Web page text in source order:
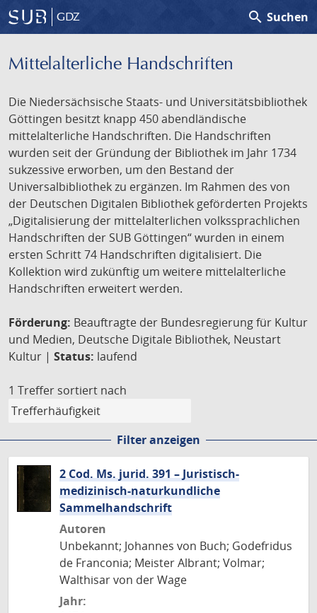
GDZ search Suchen
Mittelalterliche Handschriften
Die Niedersächsische Staats- und Universitätsbibliothek
Göttingen besitzt knapp 450 abendländische
mittelalterliche Handschriften. Die Handschriften
wurden seit der Gründung der Bibliothek im Jahr 1734
sukzessive erworben, um den Bestand der
Universalbibliothek zu ergänzen. Im Rahmen des von
der Deutschen Digitalen Bibliothek geförderten Projekts
„Digitalisierung der mittelalterlichen volkssprachlichen
Handschriften der SUB Göttingen“ wurden in einem
ersten Schritt 74 Handschriften digitalisiert. Die
Kollektion wird zukünftig um weitere mittelalterliche
Handschriften erweitert werden.
Förderung: Beauftragte der Bundesregierung für Kultur
und Medien, Deutsche Digitale Bibliothek, Neustart
Kultur | Status: laufend
1 Treffer sortiert nach
Filter anzeigen
2 Cod. Ms. jurid. 391 – Juristisch-
medizinisch-naturkundliche
Sammelhandschrift
Autoren
Unbekannt; Johannes von Buch; Godefridus
de Franconia; Meister Albrant; Volmar;
Walthisar von der Wage
Jahr: